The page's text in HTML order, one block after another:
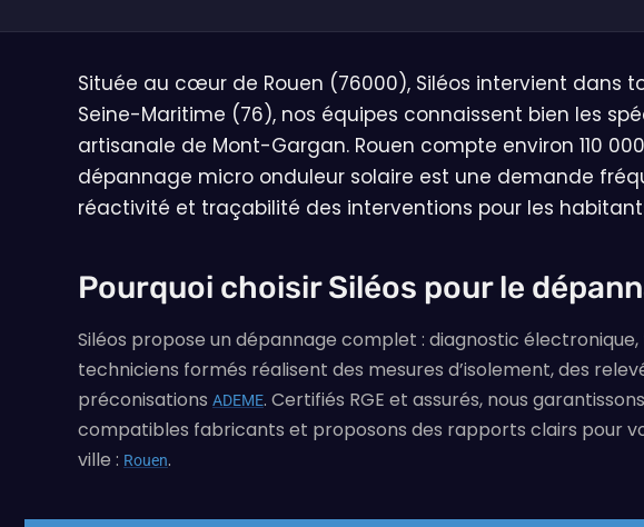
Située au cœur de Rouen (76000), Siléos intervient dans
Seine-Maritime (76), nos équipes connaissent bien les
artisanale de Mont-Gargan. Rouen compte environ 110
dépannage micro onduleur solaire est une demande
réactivité et traçabilité des interventions pour les
Pourquoi choisir Siléos pour le
Siléos propose un dépannage complet : diagnostic
techniciens formés réalisent des mesures d’isolement, des
préconisations ADEME. Certifiés RGE et assurés, nous
compatibles fabricants et proposons des rapports clairs pour
ville : Rouen.